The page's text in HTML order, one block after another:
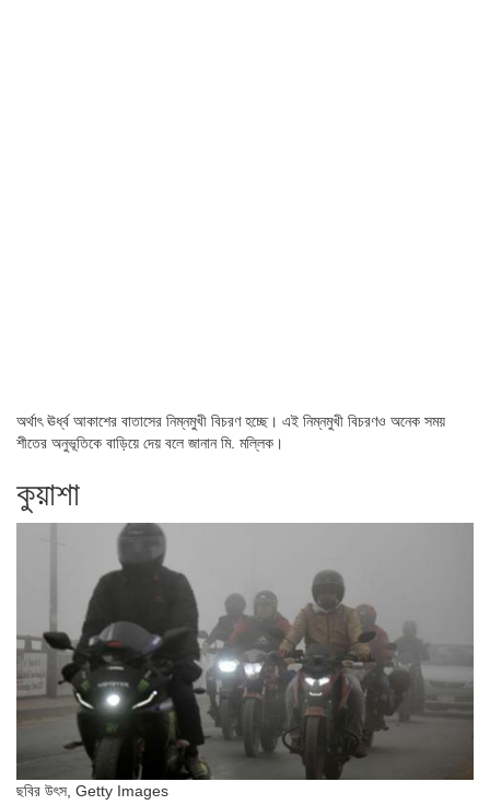
অর্থাৎ ঊর্ধ্ব আকাশের বাতাসের নিম্নমুখী বিচরণ হচ্ছে। এই নিম্নমুখী বিচরণও অনেক সময়
শীতের অনুভূতিকে বাড়িয়ে দেয় বলে জানান মি. মল্লিক।
কুয়াশা
ছবির উৎস, Getty Images